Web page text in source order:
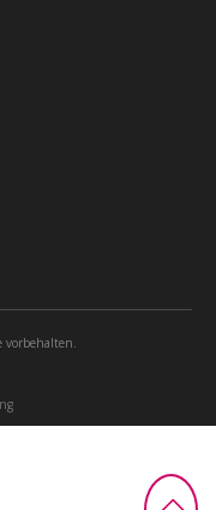
vorbehalten.